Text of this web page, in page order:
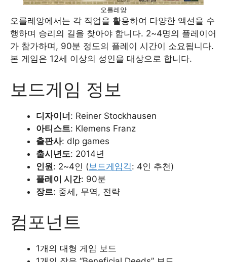
오를레앙
오를레앙에서는 각 직업을 활용하여 다양한 액션을 수
행하며 승리의 길을 찾아야 합니다. 2~4명의 플레이어
가 참가하며, 90분 정도의 플레이 시간이 소요됩니다.
본 게임은 12세 이상의 성인을 대상으로 합니다.
보드게임 정보
디자이너: Reiner Stockhausen
아티스트: Klemens Franz
출판사: dlp games
출시년도: 2014년
인원: 2~4인 (보드게임긱: 4인 추천)
플레이 시간: 90분
장르: 중세, 무역, 전략
컴포넌트
1개의 대형 게임 보드